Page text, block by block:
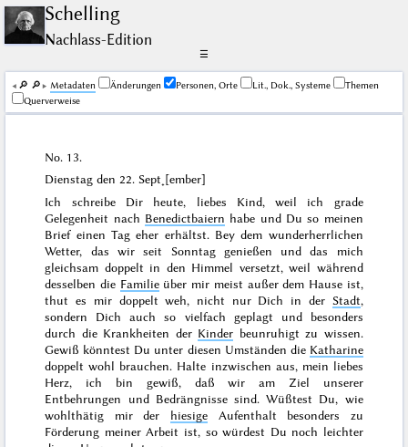
Schelling
Nachlass-Edition
☰
🔎︎ 🔎︎ Me­ta­da­ten Änderungen Personen, Orte Lit., Dok., Systeme
Themen
Querverweise
No. 13.
Dienstag den 22. Sept˖[ember]
Ich schreibe Dir heute, liebes Kind, weil ich grade
Gelegenheit nach Benedictbaiern habe und Du so meinen
Brief einen Tag eher erhältst. Bey dem wunderherrlichen
Wetter, das wir seit Sonntaggenießen und das mich
gleichsam doppelt in den Himmel versetzt, weil während
desselben die Familieüber mir meist außer dem Hause ist,
thut es mir doppelt weh, nicht nur Dich in der Stadt,
sondern Dich auch so vielfach geplagt und besonders
durch die Krankheiten der Kinder beunruhigt zu wissen.
Gewiß könntest Du unter diesen Umständen die Katharine
doppelt wohl brauchen. Halte inzwischen aus, mein liebes
Herz, ich bin gewiß, daß wir am Ziel unserer
Entbehrungen und Bedrängnisse sind. Wüßtest Du, wie
wohlthätig mir der hiesige Aufenthalt besonders zu
Förderung meiner Arbeit ist, so würdest Du noch leichter